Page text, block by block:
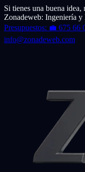
Si tienes una buena idea,
Zonadeweb: Ingeniería
Presupuestos: 💼 675 66
info@zonadeweb.com